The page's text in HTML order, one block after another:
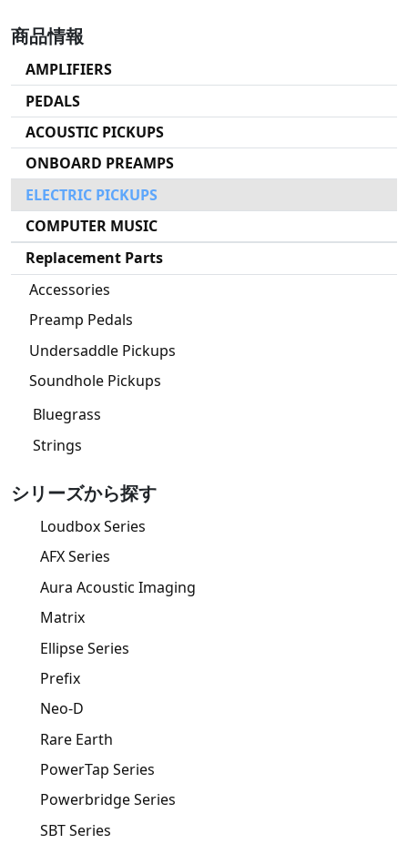
商品情報
AMPLIFIERS
PEDALS
ACOUSTIC PICKUPS
ONBOARD PREAMPS
ELECTRIC PICKUPS
COMPUTER MUSIC
Replacement Parts
Accessories
Preamp Pedals
Undersaddle Pickups
Soundhole Pickups
Bluegrass
Strings
シリーズから探す
Loudbox Series
AFX Series
Aura Acoustic Imaging
Matrix
Ellipse Series
Prefix
Neo-D
Rare Earth
PowerTap Series
Powerbridge Series
SBT Series